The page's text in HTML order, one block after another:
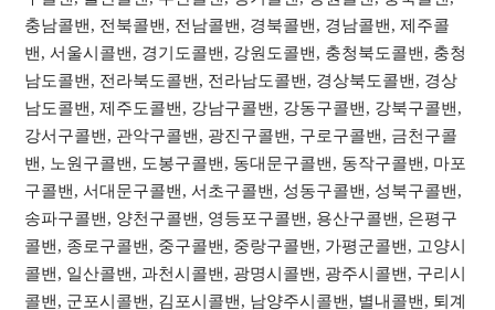
충남콜밴, 전북콜밴, 전남콜밴, 경북콜밴, 경남콜밴, 제주콜
밴, 서울시콜밴, 경기도콜밴, 강원도콜밴, 충청북도콜밴, 충청
남도콜밴, 전라북도콜밴, 전라남도콜밴, 경상북도콜밴, 경상
남도콜밴, 제주도콜밴, 강남구콜밴, 강동구콜밴, 강북구콜밴,
강서구콜밴, 관악구콜밴, 광진구콜밴, 구로구콜밴, 금천구콜
밴, 노원구콜밴, 도봉구콜밴, 동대문구콜밴, 동작구콜밴, 마포
구콜밴, 서대문구콜밴, 서초구콜밴, 성동구콜밴, 성북구콜밴,
송파구콜밴, 양천구콜밴, 영등포구콜밴, 용산구콜밴, 은평구
콜밴, 종로구콜밴, 중구콜밴, 중랑구콜밴, 가평군콜밴, 고양시
콜밴, 일산콜밴, 과천시콜밴, 광명시콜밴, 광주시콜밴, 구리시
콜밴, 군포시콜밴, 김포시콜밴, 남양주시콜밴, 별내콜밴, 퇴계